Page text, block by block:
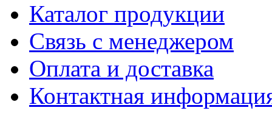
Каталог продукции
Связь с менеджером
Оплата и доставка
Контактная